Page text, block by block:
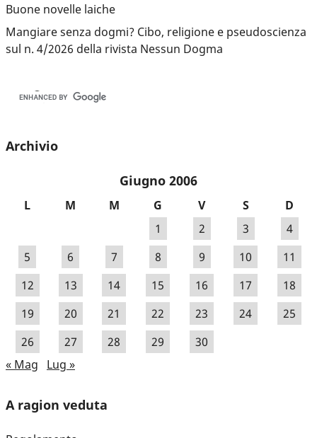
Buone novelle laiche
Mangiare senza dogmi? Cibo, religione e pseudoscienza
sul n. 4/2026 della rivista Nessun Dogma
Archivio
Giugno 2006
L M M G V S
D
1
2 3
4
5
6 7 8 9 10
11
12
13 14 15 16 17
18
19
20 21 22 23 24
25
26
27 28 29
30
« Mag
Lug »
A ragion veduta